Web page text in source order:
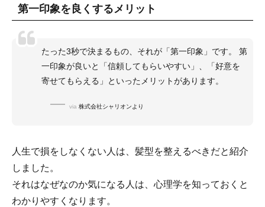
第一印象を良くするメリット
たった3秒で決まるもの、それが「第一印象」です。 第
一印象が良いと「信頼してもらいやすい」、「好意を
寄せてもらえる」といったメリットがあります。
via 株式会社シャリオンより
人生で損をしなくない人は、髪型を整えるべきだと紹介
しました。
それはなぜなのか気になる人は、心理学を知っておくと
わかりやすくなります。